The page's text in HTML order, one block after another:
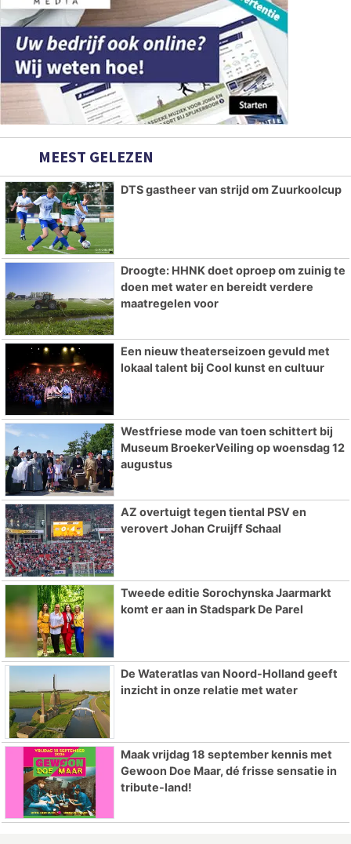
MEEST GELEZEN
DTS gastheer van strijd om Zuurkoolcup
Droogte: HHNK doet oproep om zuinig te
doen met water en bereidt verdere
maatregelen voor
Een nieuw theaterseizoen gevuld met
lokaal talent bij Cool kunst en cultuur
Westfriese mode van toen schittert bij
Museum BroekerVeiling op woensdag 12
augustus
AZ overtuigt tegen tiental PSV en
verovert Johan Cruijff Schaal
Tweede editie Sorochynska Jaarmarkt
komt er aan in Stadspark De Parel
De Wateratlas van Noord-Holland geeft
inzicht in onze relatie met water
Maak vrijdag 18 september kennis met
Gewoon Doe Maar, dé frisse sensatie in
tribute-land!